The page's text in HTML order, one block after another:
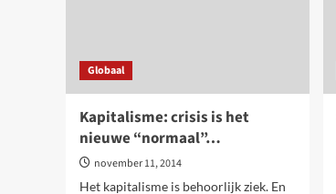
Globaal
Kapitalisme: crisis is het
nieuwe “normaal”…
november 11, 2014
Het kapitalisme is behoorlijk ziek. En